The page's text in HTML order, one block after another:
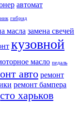
автомат
гибрид
масла замена свечей
кузовной
масло педаль
авто ремонт
ремонт бампера
сто харьков